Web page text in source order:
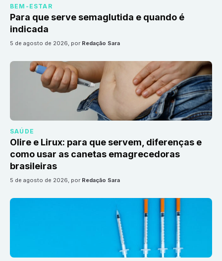
BEM-ESTAR
Para que serve semaglutida e quando é
indicada
5 de agosto de 2026, por Redação Sara
SAÚDE
Olire e Lirux: para que servem, diferenças e
como usar as canetas emagrecedoras
brasileiras
5 de agosto de 2026, por Redação Sara